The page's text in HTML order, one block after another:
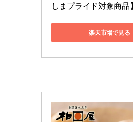
しまプライド対象商品】
楽天市場で見る